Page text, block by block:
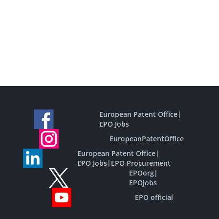
European Patent Office|
EPO Jobs
EuropeanPatentOffice
European Patent Office|
EPO Jobs| EPO Procurement
EPOorg|
EPOjobs
EPO official